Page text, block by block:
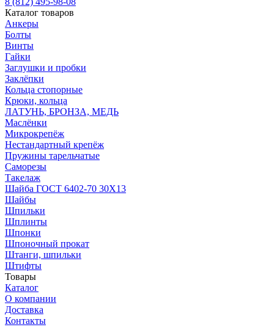
Каталог товаров
Анкеры
Болты
Винты
Гайки
Заглушки и пробки
Заклёпки
Кольца стопорные
Крюки, кольца
ЛАТУНЬ, БРОНЗА, МЕДЬ
Маслёнки
Микрокрепёж
Нестандартный крепёж
Пружины тарельчатые
Саморезы
Такелаж
Шайба ГОСТ 6402-70 30Х13
Шайбы
Шпильки
Шплинты
Шпонки
Шпоночный прокат
Штанги, шпильки
Штифты
Товары
Каталог
О компании
Доставка
Контакты